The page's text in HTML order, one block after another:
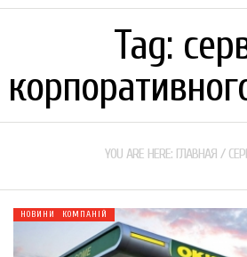
КНИГИ
Tag:
YOU ARE HERE: ГЛАВНАЯ /
НОВИНИ КОМПАНІЙ